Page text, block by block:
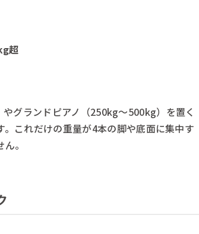
超
グランドピアノ（250kg〜500kg）を置く
これだけの重量が4本の脚や底面に集中す
。